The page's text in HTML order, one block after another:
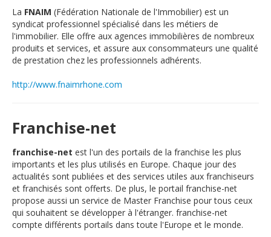
La FNAIM (Fédération Nationale de l'Immobilier) est un
syndicat professionnel spécialisé dans les métiers de
l'immobilier. Elle offre aux agences immobilières de nombreux
produits et services, et assure aux consommateurs une qualité
de prestation chez les professionnels adhérents.
http://www.fnaimrhone.com
Franchise-net
franchise-net est l'un des portails de la franchise les plus
importants et les plus utilisés en Europe. Chaque jour des
actualités sont publiées et des services utiles aux franchiseurs
et franchisés sont offerts. De plus, le portail franchise-net
propose aussi un service de Master Franchise pour tous ceux
qui souhaitent se développer à l'étranger. franchise-net
compte différents portails dans toute l'Europe et le monde.